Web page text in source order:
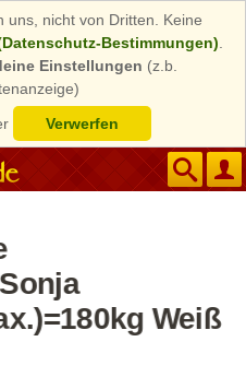
uns, nicht von Dritten. Keine
Bestimmungen)
Einstellungen (z.b.
Verwerfen
Weiß